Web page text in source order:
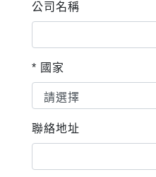
公司名稱
* 國家
聯絡地址